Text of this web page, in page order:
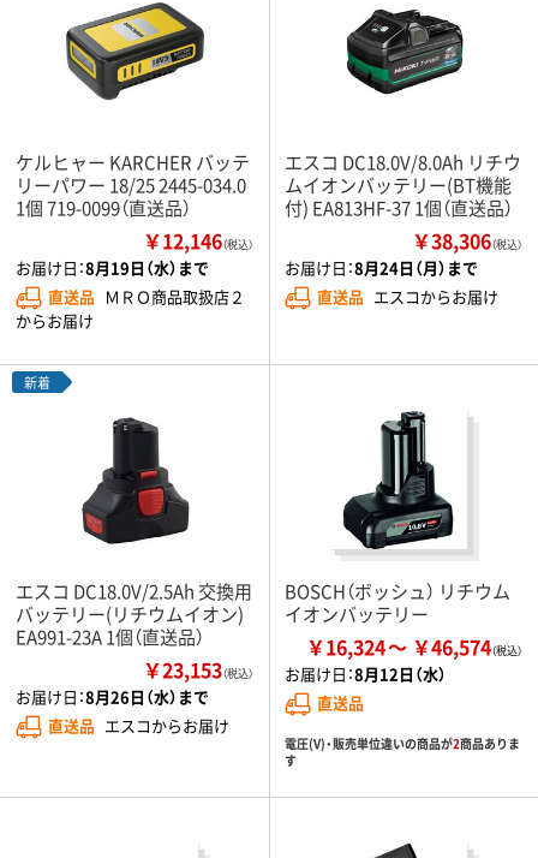
ケルヒャー KARCHER バッテ
リーパワー 18/25 2445-034.0
1個 719-0099（直送品）
￥12,146（税込）
お届け日：8月19日（水）まで
直送品 ＭＲＯ商品取扱店２
からお届け
エスコ DC18.0V/8.0Ah リチウ
ムイオンバッテリー(BT機能
付) EA813HF-37 1個（直送品）
￥38,306（税込）
お届け日：8月24日（月）まで
直送品 エスコからお届け
新着
エスコ DC18.0V/2.5Ah 交換用
バッテリー(リチウムイオン)
EA991-23A 1個（直送品）
￥23,153（税込）
お届け日：8月26日（水）まで
直送品 エスコからお届け
BOSCH（ボッシュ） リチウム
イオンバッテリー
￥16,324 ￥46,574
お届け日：8月12日（水）
直送品
電圧(V)・販売単位違いの商品が2商品ありま
す